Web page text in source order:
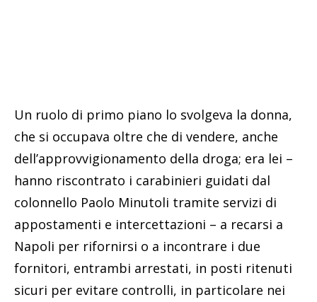
Un ruolo di primo piano lo svolgeva la donna,
che si occupava oltre che di vendere, anche
dell’approvvigionamento della droga; era lei –
hanno riscontrato i carabinieri guidati dal
colonnello Paolo Minutoli tramite servizi di
appostamenti e intercettazioni – a recarsi a
Napoli per rifornirsi o a incontrare i due
fornitori, entrambi arrestati, in posti ritenuti
sicuri per evitare controlli, in particolare nei